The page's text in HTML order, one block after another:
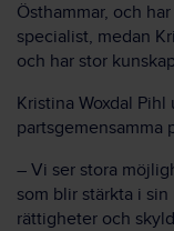
Östhammar, och
specialist, medan
och har stor
Kristina Woxdal
partsgemensamma
– Vi ser stora
som blir stärkta i
rättigheter och